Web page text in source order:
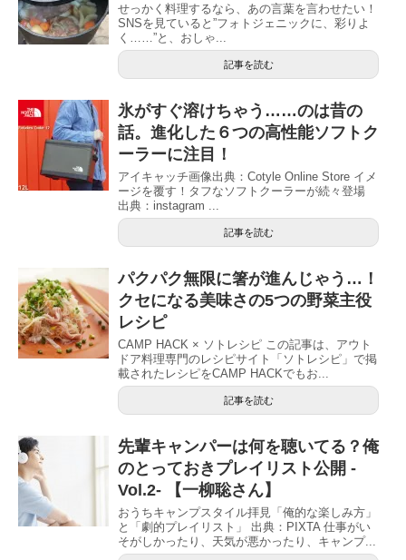
せっかく料理するなら、あの言葉を言わせたい！
SNSを見ていると”フォトジェニックに、彩りよ
く……”と、おしゃ...
記事を読む
氷がすぐ溶けちゃう……のは昔の
話。進化した６つの高性能ソフトク
ーラーに注目！
アイキャッチ画像出典：Cotyle Online Store イメ
ージを覆す！タフなソフトクーラーが続々登場
出典：instagram ...
記事を読む
パクパク無限に箸が進んじゃう…！
クセになる美味さの5つの野菜主役
レシピ
CAMP HACK × ソトレシピ この記事は、アウト
ドア料理専門のレシピサイト「ソトレシピ」で掲
載されたレシピをCAMP HACKでもお...
記事を読む
先輩キャンパーは何を聴いてる？俺
のとっておきプレイリスト公開 -
Vol.2- 【一柳聡さん】
おうちキャンプスタイル拝見「俺的な楽しみ方」
と「劇的プレイリスト」 出典：PIXTA 仕事がい
そがしかったり、天気が悪かったり、キャンプ...